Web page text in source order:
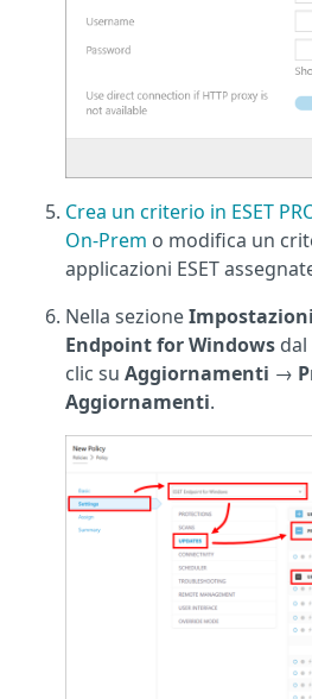
Crea un criterio in ESET
On-Prem o modifica un
applicazioni ESET
Nella sezioneImpostazioni
Endpoint for Windows
clic su Aggiornamenti →
Aggiornamenti.